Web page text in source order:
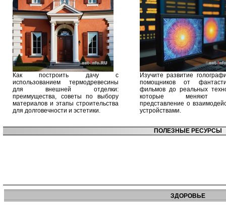
Как построить дачу с
использованием термодревесины
для внешней отделки:
преимущества, советы по выбору
материалов и этапы строительства
для долговечности и эстетики.
Изучите развитие
помощников от
фильмов до реальных
которые меняют
представление о
устройствами.
ПОЛЕЗНЫЕ РЕСУРСЫ
ЗДОРОВЬЕ